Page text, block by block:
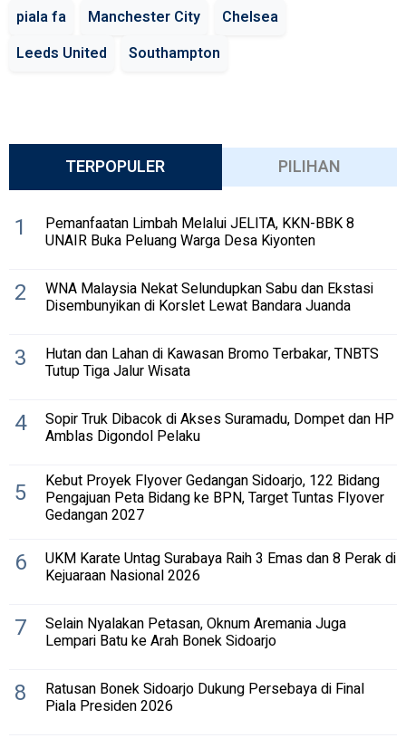
piala fa Manchester City
Chelsea
Leeds United
Southampton
TERPOPULER PILIHAN
1 Pemanfaatan Limbah Melalui JELITA, KKN-BBK 8
UNAIR Buka Peluang Warga Desa Kiyonten
2 WNA Malaysia Nekat Selundupkan Sabu dan Ekstasi
Disembunyikan di Korslet Lewat Bandara Juanda
3 Hutan dan Lahan di Kawasan Bromo Terbakar, TNBTS
Tutup Tiga Jalur Wisata
4 Sopir Truk Dibacok di Akses Suramadu, Dompet dan HP
Amblas Digondol Pelaku
5 Kebut Proyek Flyover Gedangan Sidoarjo, 122 Bidang
Pengajuan Peta Bidang ke BPN, Target Tuntas Flyover
Gedangan 2027
6 UKM Karate Untag Surabaya Raih 3 Emas dan 8 Perak di
Kejuaraan Nasional 2026
7 Selain Nyalakan Petasan, Oknum Aremania Juga
Lempari Batu ke Arah Bonek Sidoarjo
8 Ratusan Bonek Sidoarjo Dukung Persebaya di Final
Piala Presiden 2026